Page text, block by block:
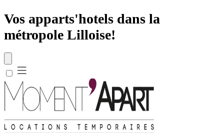
Vos apparts'hotels dans la
métropole Lilloise!